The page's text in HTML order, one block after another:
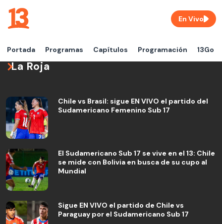
Portada Programas Capítulos Programación 13Go
En Vivo
La Roja
Chile vs Brasil: sigue EN VIVO el partido del
Sudamericano Femenino Sub 17
El Sudamericano Sub 17 se vive en el 13: Chile
se mide con Bolivia en busca de su cupo al
Mundial
Sigue EN VIVO el partido de Chile vs
Paraguay por el Sudamericano Sub 17